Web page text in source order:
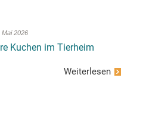
Mai 2026
Kuchen im Tierheim
Weiterlesen